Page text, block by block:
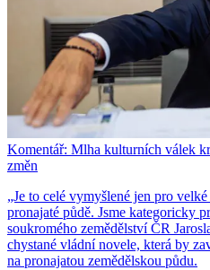
Komentář: Mlha kulturních válek
změn
„Je to celé vymyšlené jen pro
pronajaté půdě. Jsme kategoricky
soukromého zemědělství ČR
chystané vládní novele, která by
na pronajatou zemědělskou půdu.